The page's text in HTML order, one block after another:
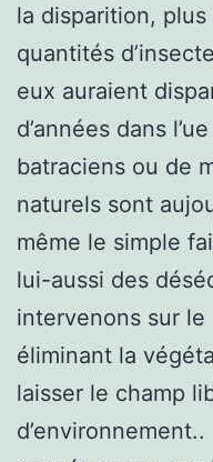
la disparition, plus
quantités
eux auraient
d’années dans
batraciens ou de
naturels sont
même le simple
lui-aussi des
intervenons sur
éliminant la
laisser le champ